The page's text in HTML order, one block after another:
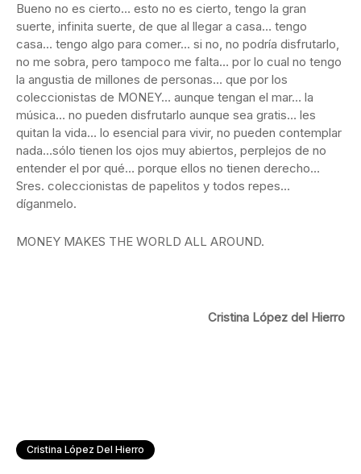
Bueno no es cierto… esto no es cierto, tengo la gran
suerte, infinita suerte, de que al llegar a casa… tengo
casa… tengo algo para comer… si no, no podría disfrutarlo,
no me sobra, pero tampoco me falta… por lo cual no tengo
la angustia de millones de personas… que por los
coleccionistas de MONEY… aunque tengan el mar… la
música… no pueden disfrutarlo aunque sea gratis… les
quitan la vida… lo esencial para vivir, no pueden contemplar
nada…sólo tienen los ojos muy abiertos, perplejos de no
entender el por qué… porque ellos no tienen derecho…
Sres. coleccionistas de papelitos y todos repes…
díganmelo.
MONEY MAKES THE WORLD ALL AROUND.
Cristina López del Hierro
Cristina López Del Hierro